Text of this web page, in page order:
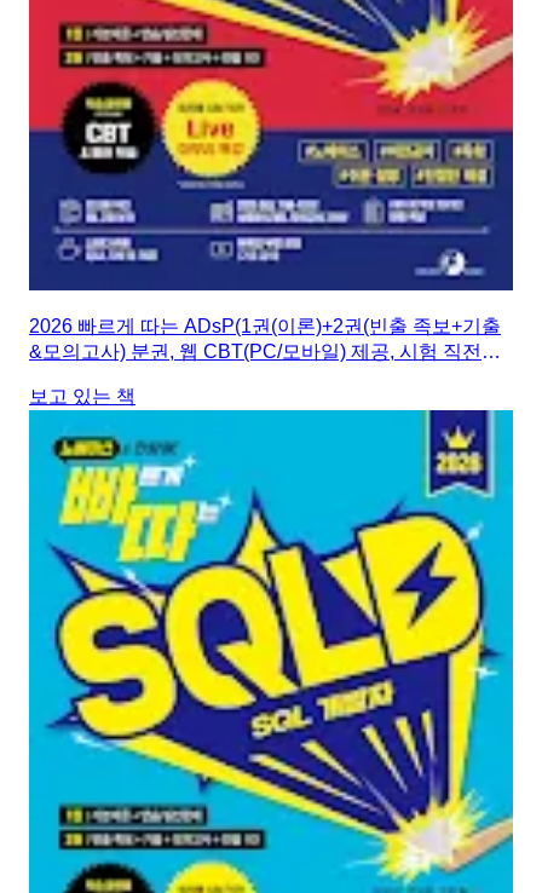
2026 빠르게 따는 ADsP(1권(이론)+2권(빈출 족보+기출
&모의고사) 분권, 웹 CBT(PC/모바일) 제공, 시험 직전
보고 있는 책